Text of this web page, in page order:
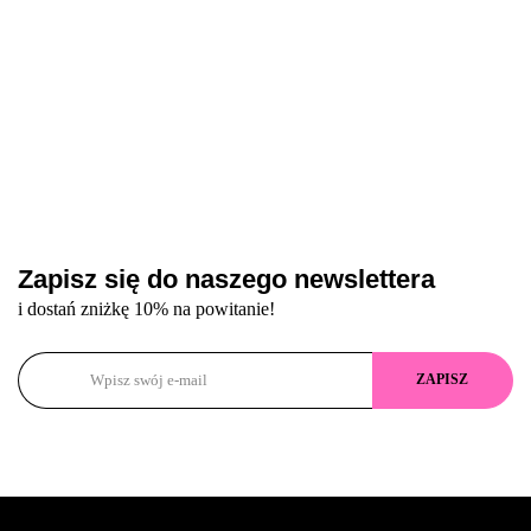
Zapisz się do naszego newslettera
i dostań zniżkę 10% na powitanie!